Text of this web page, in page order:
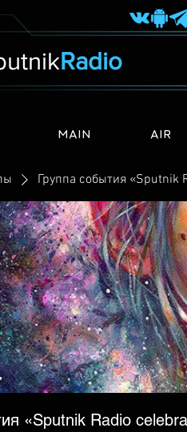
MAIN AIR
Radio
Группа события «Sputnik
«Sputnik Radio